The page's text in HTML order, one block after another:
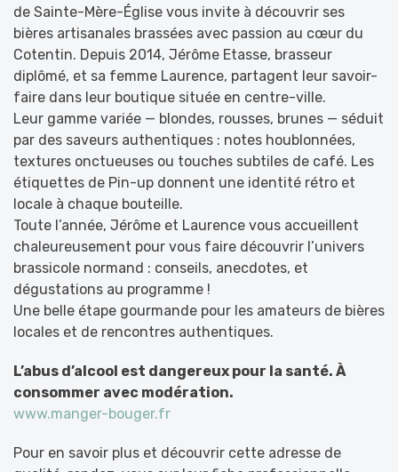
de Sainte-Mère-Église vous invite à découvrir ses
bières artisanales brassées avec passion au cœur du
Cotentin. Depuis 2014, Jérôme Etasse, brasseur
diplômé, et sa femme Laurence, partagent leur savoir-
faire dans leur boutique située en centre-ville.
Leur gamme variée — blondes, rousses, brunes — séduit
par des saveurs authentiques : notes houblonnées,
textures onctueuses ou touches subtiles de café. Les
étiquettes de Pin-up donnent une identité rétro et
locale à chaque bouteille.
Toute l’année, Jérôme et Laurence vous accueillent
chaleureusement pour vous faire découvrir l’univers
brassicole normand : conseils, anecdotes, et
dégustations au programme !
Une belle étape gourmande pour les amateurs de bières
locales et de rencontres authentiques.
L’abus d’alcool est dangereux pour la santé. À
consommer avec modération.
www.manger-bouger.fr
Pour en savoir plus et découvrir cette adresse de